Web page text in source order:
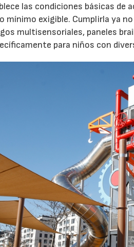
las condiciones básicas de
mínimo exigible. Cumplirla ya
multisensoriales, paneles
para niños con